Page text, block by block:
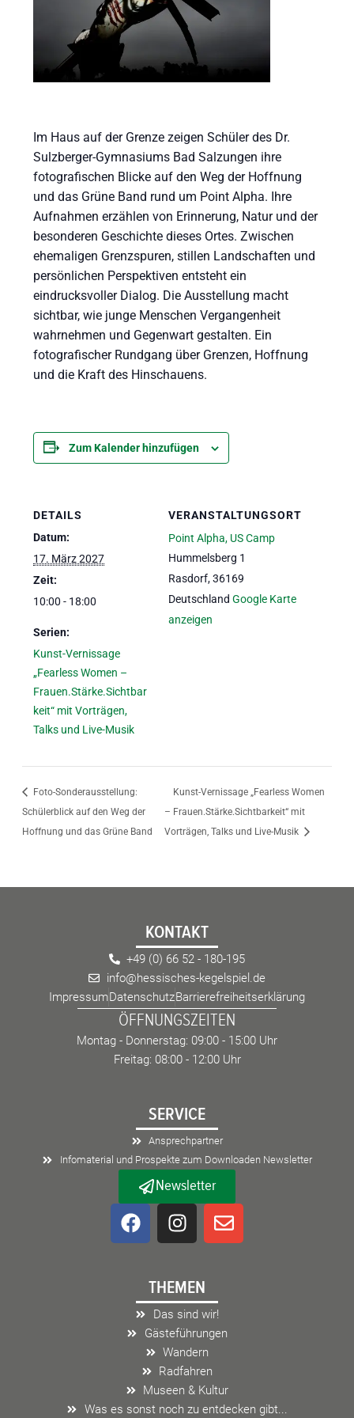
Im Haus auf der Grenze zeigen Schüler des Dr.
Sulzberger-Gymnasiums Bad Salzungen ihre
fotografischen Blicke auf den Weg der Hoffnung
und das Grüne Band rund um Point Alpha. Ihre
Aufnahmen erzählen von Erinnerung, Natur und der
besonderen Geschichte dieses Ortes. Zwischen
ehemaligen Grenzspuren, stillen Landschaften und
persönlichen Perspektiven entsteht ein
eindrucksvoller Dialog. Die Ausstellung macht
sichtbar, wie junge Menschen Vergangenheit
wahrnehmen und Gegenwart gestalten. Ein
fotografischer Rundgang über Grenzen, Hoffnung
und die Kraft des Hinschauens.
Zum Kalender hinzufügen
DETAILS
Datum:
17. März 2027
Zeit:
10:00 - 18:00
Serien:
Kunst-Vernissage
„Fearless Women –
Frauen.Stärke.Sichtbar
keit“ mit Vorträgen,
Talks und Live-Musik
VERANSTALTUNGSORT
Point Alpha, US Camp
Hummelsberg 1
Rasdorf, 36169
Deutschland Google Karte
anzeigen
Foto-Sonderausstellung:
Schülerblick auf den Weg der
Hoffnung und das Grüne Band
Kunst-Vernissage „Fearless Women
– Frauen.Stärke.Sichtbarkeit“ mit
Vorträgen, Talks und Live-Musik
KONTAKT
+49 (0) 66 52 - 180-195
info@hessisches-kegelspiel.de
ImpressumDatenschutzBarrierefreiheitserklärung
ÖFFNUNGSZEITEN
Montag - Donnerstag: 09:00 - 15:00 Uhr
Freitag: 08:00 - 12:00 Uhr
SERVICE
Ansprechpartner
Infomaterial und Prospekte zum Downloaden Newsletter
Newsletter
F
a
o
o
I
n
a
g
r
a
m
E
n
p
THEMEN
Das sind wir!
Gästeführungen
Wandern
Radfahren
Museen & Kultur
Was es sonst noch zu entdecken gibt...